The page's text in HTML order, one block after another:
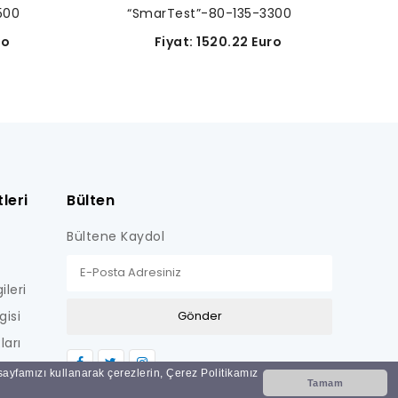
kullanarak çerezlerin, Çerez Politikamız
Tamam
“SmarTest”-80-135-3300
Fiyat: 1520.22 Euro
Bülten
Bültene Kaydol